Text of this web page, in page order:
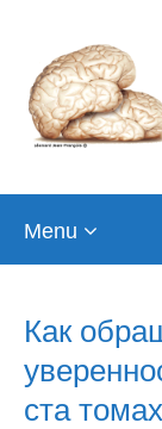
Menu
Как
ста